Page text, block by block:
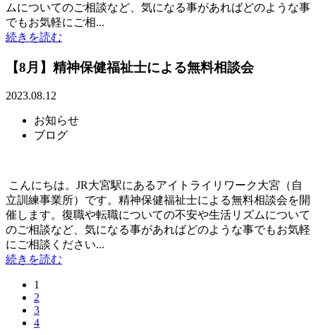
ムについてのご相談など、気になる事があればどのような事
でもお気軽にご相...
続きを読む
【8月】精神保健福祉士による無料相談会
2023.08.12
お知らせ
ブログ
こんにちは。JR大宮駅にあるアイトライリワーク大宮（自
立訓練事業所）です。精神保健福祉士による無料相談会を開
催します。復職や転職についての不安や生活リズムについて
のご相談など、気になる事があればどのような事でもお気軽
にご相談ください...
続きを読む
1
2
3
4